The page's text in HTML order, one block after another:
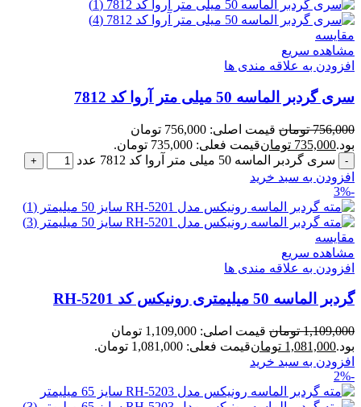
مقایسه
مشاهده سریع
افزودن به علاقه مندی ها
سری گردبر الماسه 50 میلی متر آروا کد 7812
756,000 تومان
قیمت اصلی: 756,000 تومان
بود.735,000 تومانقیمت فعلی: 735,000 تومان.
سری گردبر الماسه 50 میلی متر آروا کد 7812 عدد
افزودن به سبد خرید
-3%
مقایسه
مشاهده سریع
افزودن به علاقه مندی ها
گردبر الماسه 50 میلیمتری رونیکس کد RH-5201
1,109,000 تومان
قیمت اصلی: 1,109,000 تومان
بود.1,081,000 تومانقیمت فعلی: 1,081,000 تومان.
افزودن به سبد خرید
-2%